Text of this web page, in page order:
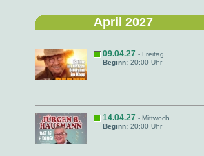
April 2027
09.04.27 - Freitag
Beginn: 20:00 Uhr
14.04.27 - Mittwoch
Beginn: 20:00 Uhr